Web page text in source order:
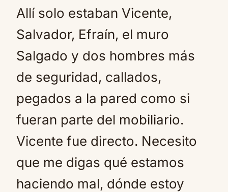
Allí solo estaban Vicente,
Salvador, Efraín, el muro
Salgado y dos hombres más
de seguridad, callados,
pegados a la pared como si
fueran parte del mobiliario.
Vicente fue directo. Necesito
que me digas qué estamos
haciendo mal, dónde estoy